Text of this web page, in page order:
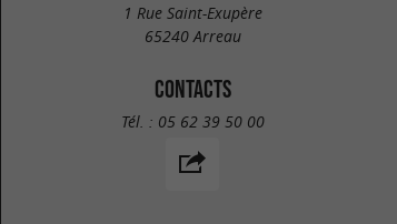
1 Rue Saint-Exupère
65240 Arreau
CONTACTS
Tél. : 05 62 39 50 00